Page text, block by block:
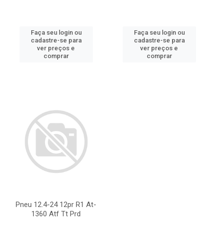
Faça seu login ou
cadastre-se para
ver preços e
comprar
Faça seu login ou
cadastre-se para
ver preços e
comprar
Pneu 12.4-24 12pr R1 At-
1360 Atf Tt Prd